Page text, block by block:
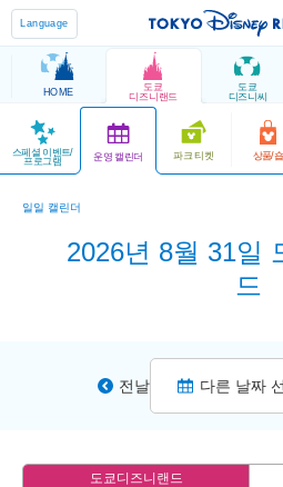
Language
HOME
도쿄
디즈니랜드
도쿄
디즈니씨
스페셜 이벤트/
프로그램 운영 캘린더 파크 티켓 상품/숍
일일 캘린더
2026년 8월 31일
드
전날 다른 날짜
도쿄디즈니랜드